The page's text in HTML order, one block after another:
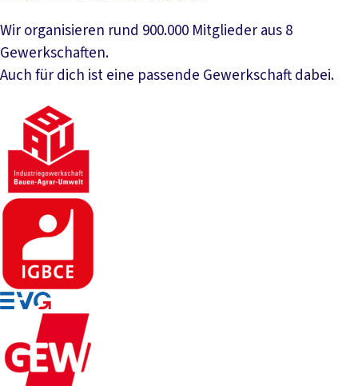
Wir organisieren rund 900.000 Mitglieder aus 8
Gewerkschaften.
Auch für dich ist eine passende Gewerkschaft dabei.